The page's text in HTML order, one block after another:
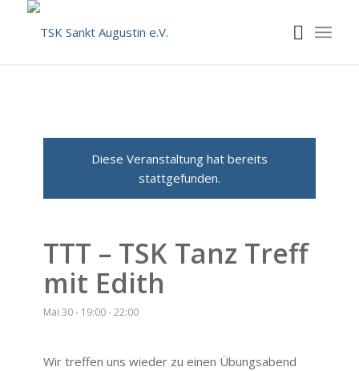
Diese Veranstaltung hat bereits
stattgefunden.
TTT – TSK Tanz Treff
mit Edith
Mai 30 - 19:00-22:00
Wir treffen uns wieder zu einen Übungsabend